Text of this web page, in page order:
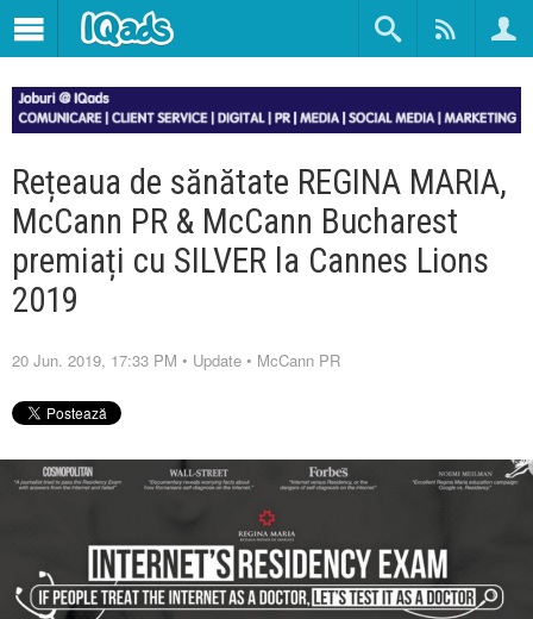
Rețeaua de sănătate REGINA MARIA,
McCann PR & McCann Bucharest
premiați cu SILVER la Cannes Lions
2019
20 Jun. 2019, 17:33 PM • Update • McCann PR